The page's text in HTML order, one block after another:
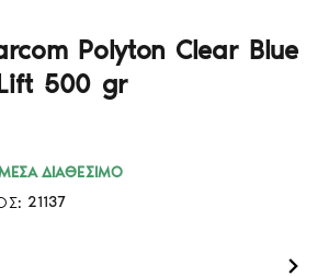
Polyton Clear Blue
500 gr
ΔΙΑΘΈΣΙΜΟ
21137